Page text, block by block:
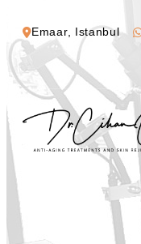
Emaar, Istanbul